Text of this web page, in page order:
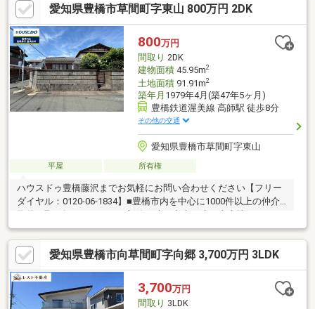
愛知県豊橋市草間町字東山 800万円 2DK
800万円
間取り 2DK
建物面積45.95m2
土地面積91.91m2
築年月 1979年4月(築47年5ヶ月)
豊橋鉄道渥美線 高師駅 徒歩8分
その他の交通
愛知県豊橋市草間町字東山
平屋 所有権
ハウスドゥ豊橋藤沢までお気軽にお問い合わせください【フリー
ダイヤル：0120-06-1834】■豊橋市内を中心に1000件以上の仲介
ョンまで幅広くご紹介しております。当物件以外にも多数の物件
をご紹介できます。まずはお気軽にお電話、ご来店くださいま
せ！【対応言語：英語 ／ポルトガル語（language：English／
Portuguese）】■住宅ローンの相談も承っております。当社のご
成約事例ですが、借入がある方、自営業の方、転職歴のある方、
ローン残債を残して購入された方も、おてつだいさせて頂きまし
愛知県豊橋市向草間町字向郷 3,700万円 3LDK
3,700万円
間取り 3LDK